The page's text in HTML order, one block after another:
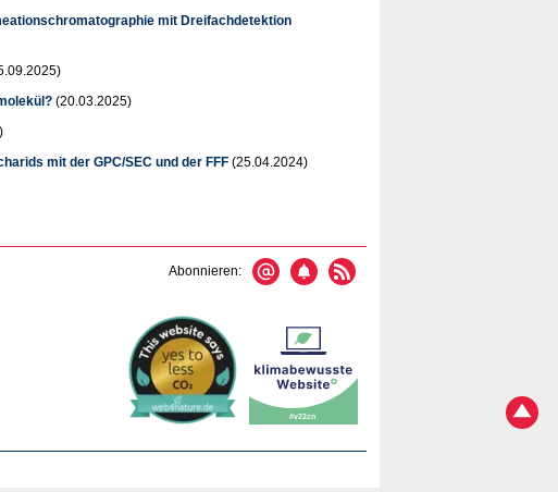
mit Dreifachdetektion
(20.03.2025)
mit der GPC/SEC und der FFF (25.04.2024)
Abonnieren: